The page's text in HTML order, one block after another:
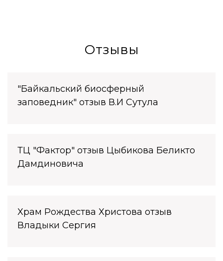
Отзывы
"Байкальский биосферный
заповедник" отзыв В.И Сутула
ТЦ "Фактор" отзыв Цыбикова Беликто
Дамдиновича
Храм Рождества Христова отзыв
Владыки Сергия